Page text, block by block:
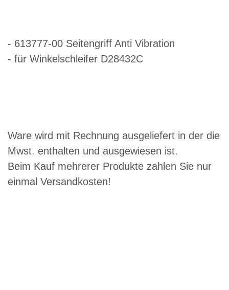
- 613777-00 Seitengriff Anti Vibration
- für Winkelschleifer D28432C
Ware wird mit Rechnung ausgeliefert in der die
Mwst. enthalten und ausgewiesen ist.
Beim Kauf mehrerer Produkte zahlen Sie nur
einmal Versandkosten!